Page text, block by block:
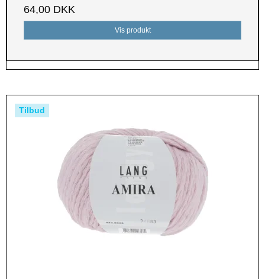
64,00 DKK
Vis produkt
Tilbud